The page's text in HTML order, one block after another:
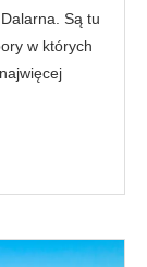
Są tu
w których